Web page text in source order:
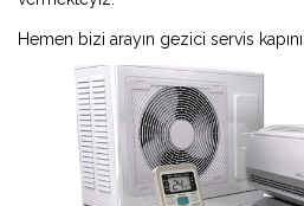
Hemen bizi arayın gezici servis